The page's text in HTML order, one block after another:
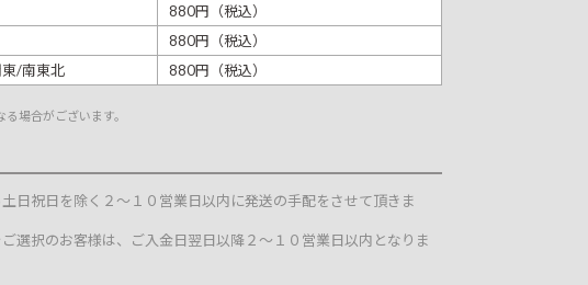
880円（税込）
880円（税込）
/南東北
880円（税込）
場合がございます。
日祝日を除く２～１０営業日以内に発送の手配をさせて頂きま
ご選択のお客様は、ご入金日翌日以降２～１０営業日以内となりま